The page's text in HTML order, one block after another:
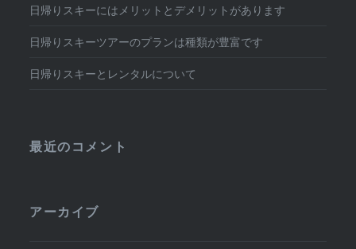
日帰りスキーにはメリットとデメリットがあります
日帰りスキーツアーのプランは種類が豊富です
日帰りスキーとレンタルについて
最近のコメント
アーカイブ